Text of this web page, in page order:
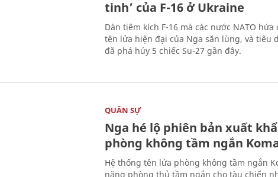
tinh’ của F-16 ở Ukraine
Dàn tiêm kích F-16 mà các nước NATO
tên lửa hiện đại của Nga săn lùng, và tiêu
đã phá hủy 5 chiếc Su-27 gần đây.
QUÂN SỰ
Nga hé lộ phiên bản xuất
phòng không tầm ngắn
Hệ thống tên lửa phòng không tầm ngắn
năng phòng thủ tầm ngắn cho tàu chiến